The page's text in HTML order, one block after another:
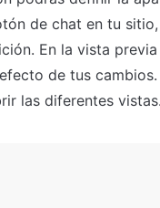
de chat en tu
En la vista
de tus
las diferentes vistas.